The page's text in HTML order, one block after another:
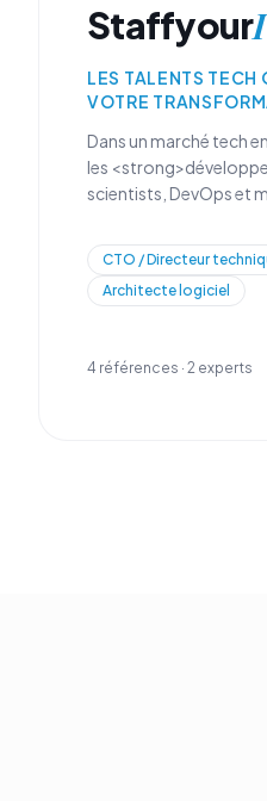
Staffyour
LES TALENTS TECH
VOTRE
Dans un marché tech
les
scientists, DevOps et
renforceront vos
CTO / Directeur
Architecte logiciel
4 références · 2 experts